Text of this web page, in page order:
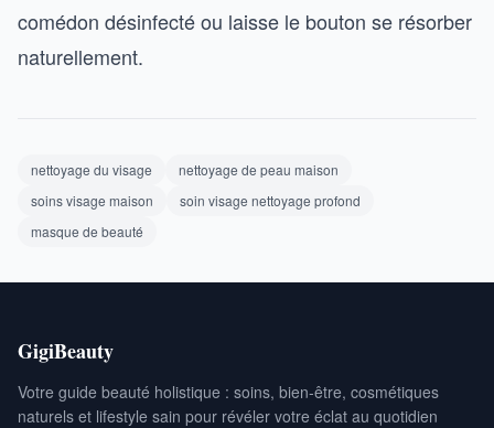
comédon désinfecté ou laisse le bouton se résorber
naturellement.
nettoyage du visage
nettoyage de peau maison
soins visage maison
soin visage nettoyage profond
masque de beauté
GigiBeauty
Votre guide beauté holistique : soins, bien-être, cosmétiques
naturels et lifestyle sain pour révéler votre éclat au quotidien